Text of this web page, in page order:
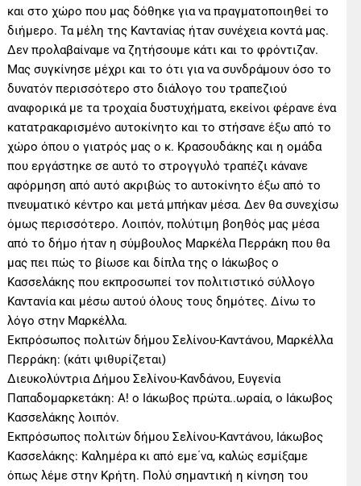
και στο χώρο που μας δόθηκε για να πραγματοποιηθεί το
διήμερο. Τα μέλη της Καντανίας ήταν συνέχεια κοντά μας.
Δεν προλαβαίναμε να ζητήσουμε κάτι και το φρόντιζαν.
Μας συγκίνησε μέχρι και το ότι για να συνδράμουν όσο το
δυνατόν περισσότερο στο διάλογο του τραπεζιού
αναφορικά με τα τροχαία δυστυχήματα, εκείνοι φέρανε ένα
κατατρακαρισμένο αυτοκίνητο και το στήσανε έξω από το
χώρο όπου ο γιατρός μας ο κ. Κρασουδάκης και η ομάδα
που εργάστηκε σε αυτό το στρογγυλό τραπέζι κάνανε
αφόρμηση από αυτό ακριβώς το αυτοκίνητο έξω από το
πνευματικό κέντρο και μετά μπήκαν μέσα. Δεν θα συνεχίσω
όμως περισσότερο. Λοιπόν, πολύτιμη βοηθός μας μέσα
από το δήμο ήταν η σύμβουλος Μαρκέλα Περράκη που θα
μας πει πώς το βίωσε και δίπλα της ο Ιάκωβος ο
Κασσελάκης που εκπροσωπεί τον πολιτιστικό σύλλογο
Καντανία και μέσω αυτού όλους τους δημότες. Δίνω το
λόγο στην Μαρκέλλα.
Εκπρόσωπος πολιτών δήμου Σελίνου-Καντάνου, Μαρκέλλα
Περράκη: (κάτι ψιθυρίζεται)
Διευκολύντρια Δήμου Σελίνου-Κανδάνου, Ευγενία
Παπαδομαρκετάκη: Α! ο Ιάκωβος πρώτα..ωραία, ο Ιάκωβος
Κασσελάκης λοιπόν.
Εκπρόσωπος πολιτών δήμου Σελίνου-Καντάνου, Ιάκωβος
Κασσελάκης: Καλημέρα κι από εμε΄να, καλώς εσμίξαμε
όπως λέμε στην Κρήτη. Πολύ σημαντική η κίνηση του